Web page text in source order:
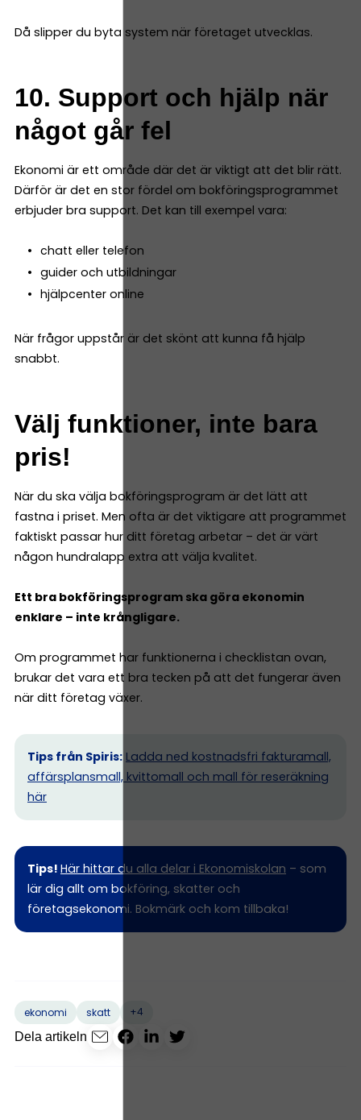
Då slipper du byta system när företaget utvecklas.
10. Support och hjälp när
något går fel
Ekonomi är ett område där det är viktigt att det blir rätt.
Därför är det en stor fördel om bokföringsprogrammet
erbjuder bra support. Det kan till exempel vara:
chatt eller telefon
guider och utbildningar
hjälpcenter online
När frågor uppstår är det skönt att kunna få hjälp
snabbt.
Välj funktioner, inte bara
pris!
När du ska välja bokföringsprogram är det lätt att
fastna i priset. Men ofta är det viktigare att programmet
faktiskt passar hur ditt företag arbetar – det är värt
någon hundralapp extra att välja kvalitet.
Ett bra bokföringsprogram ska göra ekonomin
enklare – inte krångligare.
Om programmet har funktionerna i checklistan ovan,
brukar det vara ett bra tecken på att det fungerar även
när ditt företag växer.
Tips från Spiris: Ladda ned kostnadsfri fakturamall,
affärsplansmall, kvittomall och mall för reseräkning
här
Tips! Här hittar du alla delar i Ekonomiskolan – som
lär dig allt om bokföring, skatter och
företagsekonomi. Bokmärk och kom tillbaka!
ekonomi skatt
+4
Dela artikeln